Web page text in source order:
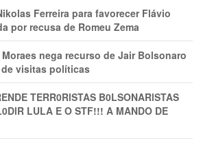
Ferreira para favorecer Flávio
por recusa de Romeu Zema
nega recurso de Jair Bolsonaro
visitas políticas
TERR0RlSTAS B0LSONARlSTAS
LULA E O STF!!! A MANDO DE